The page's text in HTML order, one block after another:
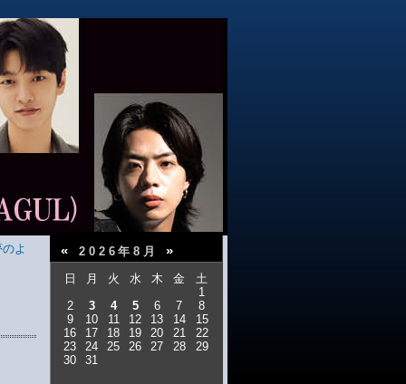
よ « 2026年8月 »
日 月 火 水 木 金
土
1
2
3 4 5 6 7
8
9
10 11 12 13 14
15
16
17 18 19 20 21
22
23
24 25 26 27 28
29
30
31